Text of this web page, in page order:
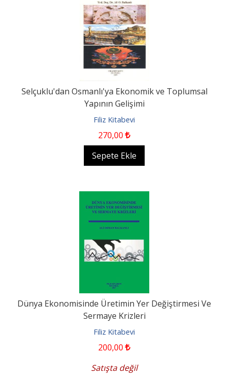
Selçuklu'dan Osmanlı'ya Ekonomik ve Toplumsal
Yapının Gelişimi
Filiz Kitabevi
270,00
Sepete Ekle
Dünya Ekonomisinde Üretimin Yer Değiştirmesi Ve
Sermaye Krizleri
Filiz Kitabevi
200,00
Satışta değil